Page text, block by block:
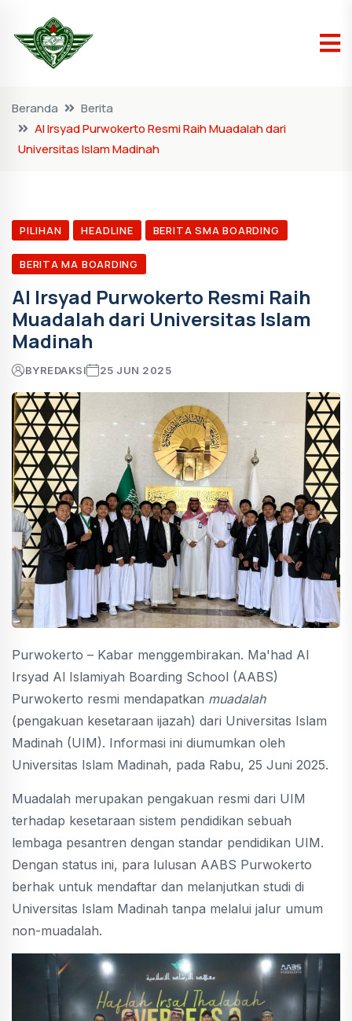
Beranda
Berita
Al Irsyad Purwokerto Resmi Raih Muadalah dari
Universitas Islam Madinah
PILIHAN HEADLINE BERITA SMA BOARDING
BERITA MA BOARDING
Al Irsyad Purwokerto Resmi Raih
Muadalah dari Universitas Islam
Madinah
BYREDAKSI 25 JUN 2025
Purwokerto – Kabar menggembirakan. Ma'had Al
Irsyad Al Islamiyah Boarding School (AABS)
Purwokerto resmi mendapatkan muadalah
(pengakuan kesetaraan ijazah) dari Universitas Islam
Madinah (UIM). Informasi ini diumumkan oleh
Universitas Islam Madinah, pada Rabu, 25 Juni 2025.
Muadalah merupakan pengakuan resmi dari UIM
terhadap kesetaraan sistem pendidikan sebuah
lembaga pesantren dengan standar pendidikan UIM.
Dengan status ini, para lulusan AABS Purwokerto
berhak untuk mendaftar dan melanjutkan studi di
Universitas Islam Madinah tanpa melalui jalur umum
non-muadalah.